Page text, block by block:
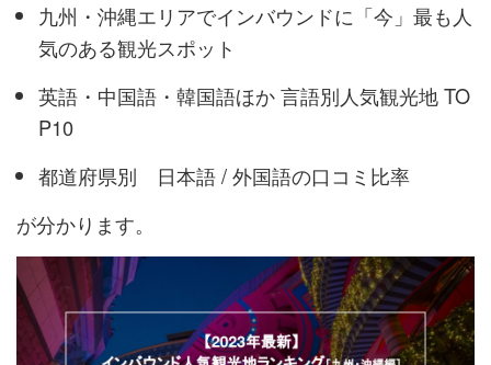
九州・沖縄エリアでインバウンドに「今」最も人
気のある観光スポット
英語・中国語・韓国語ほか 言語別人気観光地 TO
P10
都道府県別 日本語 / 外国語の口コミ比率
が分かります。